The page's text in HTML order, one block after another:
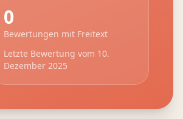
0
Bewertungen mit Freitext
Letzte Bewertung vom 10.
Dezember 2025